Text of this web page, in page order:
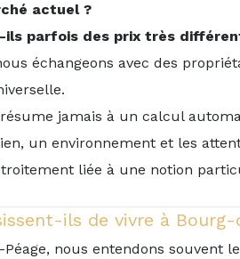
actuel ?
parfois des prix très
échangeons avec des
jamais à un calcul
un environnement et les
liée à une notion
ils de vivre à Bourg-
nous entendons souvent